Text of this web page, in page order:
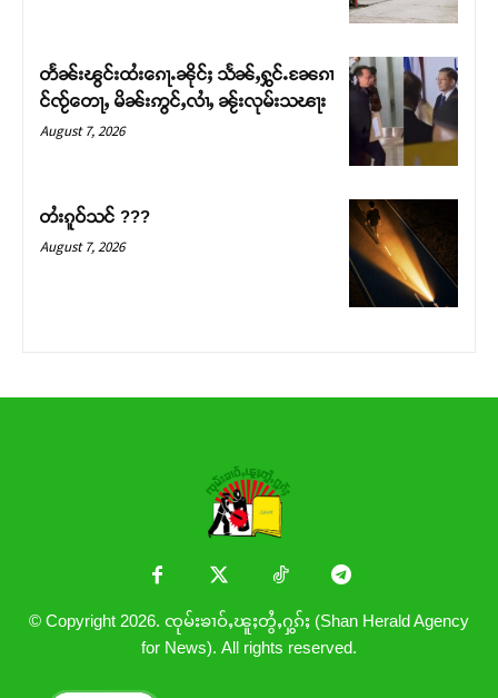
တႃႇႁႂ်ႈသဵင်ၵၢင်ၸႂ်ၵူၼ်းမိူင်း ၵူႈတီႈၵူႈလႅၼ်ပေႃးတေၸွ
တ်ႇ တူဝ်ႈလုမ်ႈၾႃႉၼၼ်ႉ ၶဝ်ႈႁူမ်ႈၵမ်ႉထႅမ် ၸုမ်းၶၢ
ဝ်ႇၽူႈတွႆႇႁွၵ်ႈ လႆႈယူႇၶႃႈဢေႃႈ။
တႅၼ်းၽွင်းထႆးၵေႃႉၼိုင်ႈ သႅၼ်ႇႁွင်ႉၼႄၵၢ
င်ၸႂ်တေႃႇ မိၼ်းဢွင်ႇလၢႆႇ ၼႂ်းလုမ်းသၽႃး
August 7, 2026
တႆးၵူဝ်သင် ???
August 7, 2026
© Copyright 2026. ၸုမ်းၶၢဝ်ႇၽူႈတွႆႇႁွၵ်ႈ (Shan Herald Agency
for News). All rights reserved.